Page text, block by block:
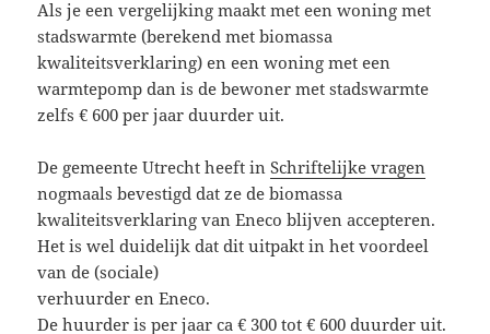
Als je een vergelijking maakt met een woning met
stadswarmte (berekend met biomassa
kwaliteitsverklaring) en een woning met een
warmtepomp dan is de bewoner met stadswarmte
zelfs € 600 per jaar duurder uit.
De gemeente Utrecht heeft inSchriftelijke vragen
nogmaals bevestigd dat ze de biomassa
kwaliteitsverklaring van Eneco blijven accepteren.
Het is wel duidelijk dat dit uitpakt in het voordeel
van de (sociale)
verhuurder en Eneco.
De huurder is per jaar ca € 300 tot € 600 duurder uit.